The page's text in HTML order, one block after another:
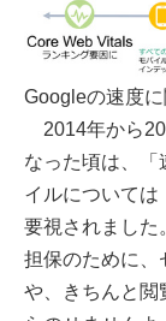
Googleの速度
2014年から
なった頃は、「
イルについては
要視されました
担保のために、
や、きちんと閲